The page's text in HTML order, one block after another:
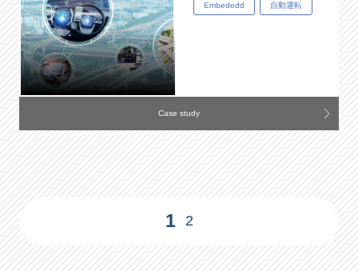
Case study
Embededd 自動運転
1 2